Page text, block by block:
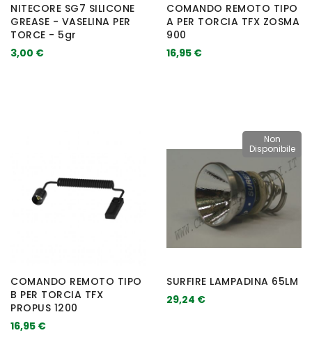
NITECORE SG7 SILICONE
GREASE - VASELINA PER
TORCE - 5gr
3,00 €
COMANDO REMOTO TIPO
A PER TORCIA TFX ZOSMA
900
16,95 €
COMANDO REMOTO TIPO
B PER TORCIA TFX
PROPUS 1200
16,95 €
Non
Disponibile
SURFIRE LAMPADINA 65LM
29,24 €